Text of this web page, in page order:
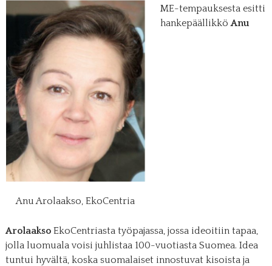
Anu Arolaakso, EkoCentria
ME-tempauksesta esitti
hankepäällikkö Anu
ArolaaksoEkoCentriasta työpajassa, jossa ideoitiin tapaa,
jolla luomuala voisi juhlistaa 100-vuotiasta Suomea. Idea
tuntui hyvältä, koska suomalaiset innostuvat kisoista ja